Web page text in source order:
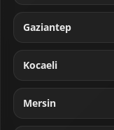
Gaziantep
Kocaeli
Mersin